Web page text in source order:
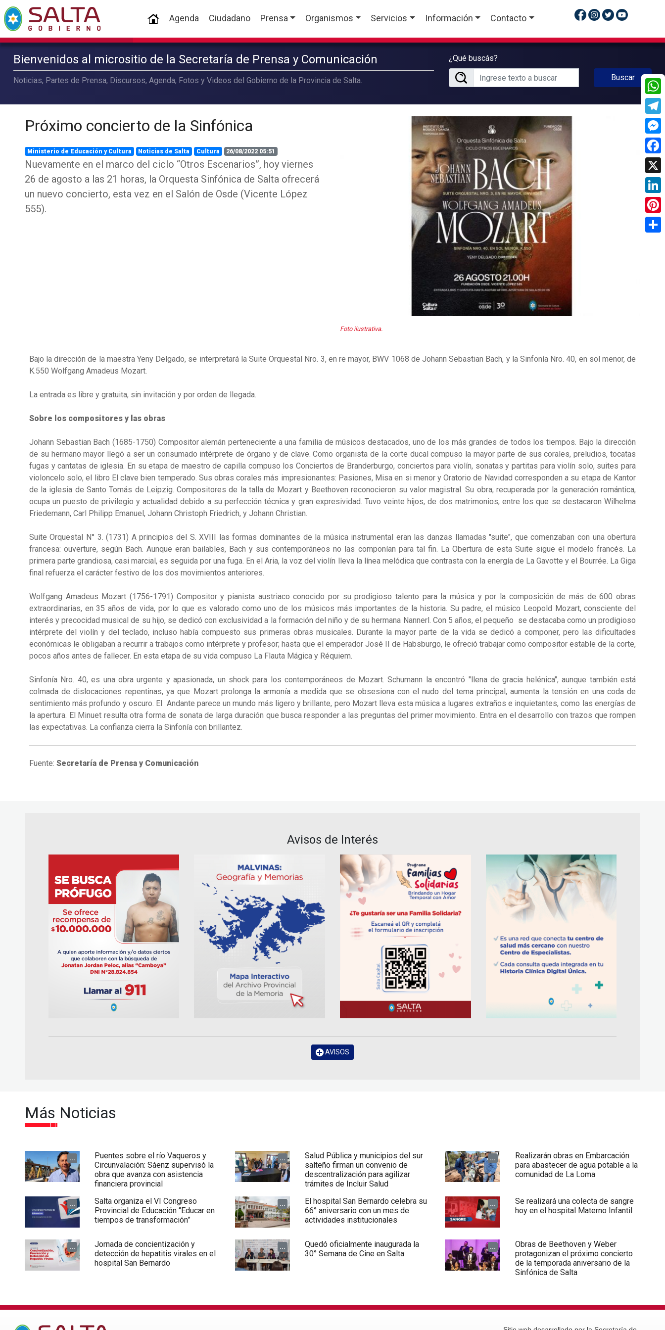
(current)
Agenda Ciudadano Prensa Organismos Servicios Información Contacto
Bienvenidos al micrositio de la Secretaría de Prensa y Comunicación
Noticias, Partes de Prensa, Discursos, Agenda, Fotos y Videos del Gobierno de la Provincia de Salta.
¿Qué buscás?
Buscar
Próximo concierto de la Sinfónica
Ministerio de Educación y Cultura Noticias de Salta Cultura 26/08/2022 05:51
Nuevamente en el marco del ciclo “Otros Escenarios”, hoy viernes
26 de agosto a las 21 horas, la Orquesta Sinfónica de Salta ofrecerá
un nuevo concierto, esta vez en el Salón de Osde (Vicente López
555).
Foto ilustrativa.
Bajo la dirección de la maestra Yeny Delgado, se interpretará la Suite Orquestal Nro. 3, en re mayor, BWV 1068 de Johann Sebastian Bach, y la Sinfonía Nro. 40, en sol menor, de
K.550 Wolfgang Amadeus Mozart.
La entrada es libre y gratuita, sin invitación y por orden de llegada.
Sobre los compositores y las obras
Johann Sebastian Bach (1685-1750) Compositor alemán perteneciente a una familia de músicos destacados, uno de los más grandes de todos los tiempos. Bajo la dirección
de su hermano mayor llegó a ser un consumado intérprete de órgano y de clave. Como organista de la corte ducal compuso la mayor parte de sus corales, preludios, tocatas
fugas y cantatas de iglesia. En su etapa de maestro de capilla compuso los Conciertos de Branderburgo, conciertos para violín, sonatas y partitas para violín solo, suites para
violoncelo solo, el libro El clave bien temperado. Sus obras corales más impresionantes: Pasiones, Misa en si menor y Oratorio de Navidad corresponden a su etapa de Kantor
de la iglesia de Santo Tomás de Leipzig. Compositores de la talla de Mozart y Beethoven reconocieron su valor magistral. Su obra, recuperada por la generación romántica,
ocupa un puesto de privilegio y actualidad debido a su perfección técnica y gran expresividad. Tuvo veinte hijos, de dos matrimonios, entre los que se destacaron Wilhelma
Friedemann, Carl Philipp Emanuel, Johann Christoph Friedrich, y Johann Christian.
Suite Orquestal N° 3. (1731) A principios del S. XVIII las formas dominantes de la música instrumental eran las danzas llamadas "suite", que comenzaban con una obertura
francesa: ouverture, según Bach. Aunque eran bailables, Bach y sus contemporáneos no las componían para tal fin. La Obertura de esta Suite sigue el modelo francés. La
primera parte grandiosa, casi marcial, es seguida por una fuga. En el Aria, la voz del violín lleva la línea melódica que contrasta con la energía de La Gavotte y el Bourrée. La Giga
final refuerza el carácter festivo de los dos movimientos anteriores.
Wolfgang Amadeus Mozart (1756-1791) Compositor y pianista austriaco conocido por su prodigioso talento para la música y por la composición de más de 600 obras
extraordinarias, en 35 años de vida, por lo que es valorado como uno de los músicos más importantes de la historia. Su padre, el músico Leopold Mozart, consciente del
interés y precocidad musical de su hijo, se dedicó con exclusividad a la formación del niño y de su hermana Nannerl. Con 5 años, el pequeño se destacaba como un prodigioso
intérprete del violín y del teclado, incluso había compuesto sus primeras obras musicales. Durante la mayor parte de la vida se dedicó a componer, pero las dificultades
económicas le obligaban a recurrir a trabajos como intérprete y profesor; hasta que el emperador José II de Habsburgo, le ofreció trabajar como compositor estable de la corte,
pocos años antes de fallecer. En esta etapa de su vida compuso La Flauta Mágica y Réquiem.
Sinfonía Nro. 40, es una obra urgente y apasionada, un shock para los contemporáneos de Mozart. Schumann la encontró "llena de gracia helénica", aunque también está
colmada de dislocaciones repentinas, ya que Mozart prolonga la armonía a medida que se obsesiona con el nudo del tema principal, aumenta la tensión en una coda de
sentimiento más profundo y oscuro. El Andante parece un mundo más ligero y brillante, pero Mozart lleva esta música a lugares extraños e inquietantes, como las energías de
la apertura. El Minuet resulta otra forma de sonata de larga duración que busca responder a las preguntas del primer movimiento. Entra en el desarrollo con trazos que rompen
las expectativas. La confianza cierra la Sinfonía con brillantez.
Fuente: Secretaría de Prensa y Comunicación
Avisos de Interés
AVISOS
Más Noticias
...
Puentes sobre el río Vaqueros y
Circunvalación: Sáenz supervisó la
obra que avanza con asistencia
financiera provincial
...
Salud Pública y municipios del sur
salteño firman un convenio de
descentralización para agilizar
trámites de Incluir Salud
...
Realizarán obras en Embarcación
para abastecer de agua potable a la
comunidad de La Loma
...
Salta organiza el VI Congreso
Provincial de Educación “Educar en
tiempos de transformación”
...
El hospital San Bernardo celebra su
66° aniversario con un mes de
actividades institucionales
...
Se realizará una colecta de sangre
hoy en el hospital Materno Infantil
...
Jornada de concientización y
detección de hepatitis virales en el
hospital San Bernardo
...
Quedó oficialmente inaugurada la
30° Semana de Cine en Salta
...
Obras de Beethoven y Weber
protagonizan el próximo concierto
de la temporada aniversario de la
Sinfónica de Salta
X